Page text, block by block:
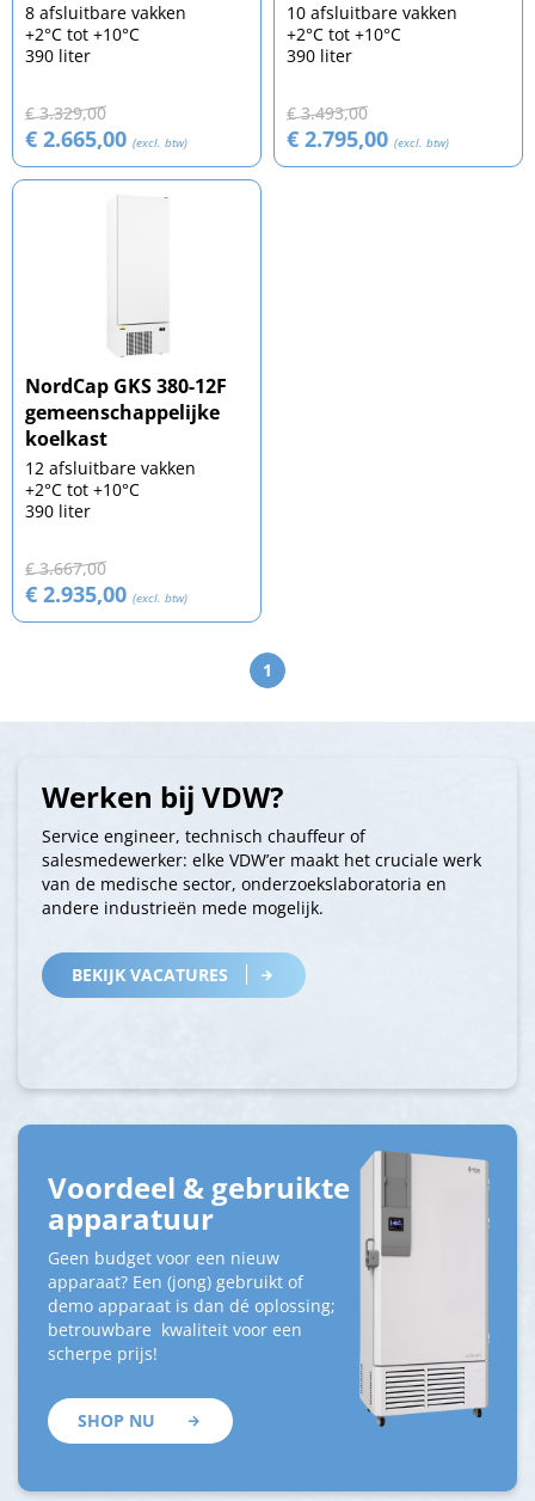
8 afsluitbare vakken
+2°C tot +10°C
390 liter
€ 3.329,00
€ 2.665,00 (excl. btw)
10 afsluitbare vakken
+2°C tot +10°C
390 liter
€ 3.493,00
€ 2.795,00 (excl. btw)
NordCap GKS 380-12F
gemeenschappelijke
koelkast
12 afsluitbare vakken
+2°C tot +10°C
390 liter
€ 3.667,00
€ 2.935,00 (excl. btw)
1
Werken bij VDW?
Service engineer, technisch chauffeur of
salesmedewerker: elke VDW’er maakt het cruciale werk
van de medische sector, onderzoekslaboratoria en
andere industrieën mede mogelijk.
BEKIJK VACATURES
Voordeel & gebruikte
apparatuur
Geen budget voor een nieuw
apparaat? Een (jong) gebruikt of
demo apparaat is dan dé oplossing;
betrouwbare kwaliteit voor een
scherpe prijs!
SHOP NU